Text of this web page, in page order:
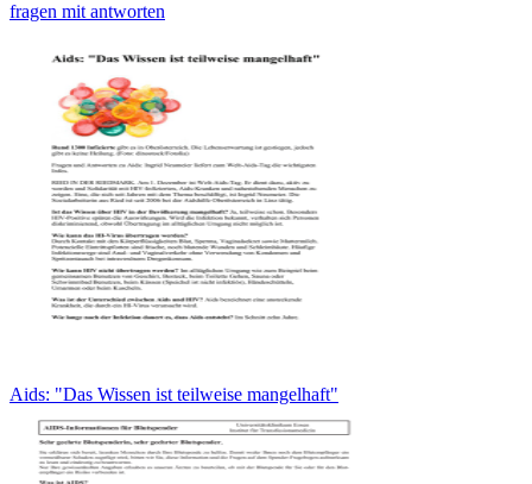
fragen mit antworten
Aids: "Das Wissen ist teilweise mangelhaft"